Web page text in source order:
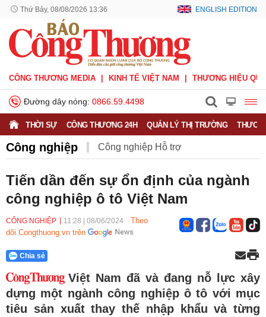
Thứ Bảy, 08/08/2026 13:36 ENGLISH EDITION
CÔNG THƯƠNG MEDIA KINH TẾ VIỆT NAM THƯƠNG HIỆU
Đường dây nóng: 0866.59.4498
THỜI SỰ CÔNG THƯƠNG 24H QUẢN LÝ THỊ TRƯỜNG
Công nghiệp Công nghiệp Hỗ trợ
Công nghiệp nhẹ
Công nghiệp quốc phòng Khuyến công
Tiến dần đến sự ổn định của ngành
công nghiệp ô tô Việt Nam
CÔNG NGHIỆP 11:28 08/06/2024
Theo
dõi Congthuong.vn trên
Chia sẻ
Việt Nam đã và đang nỗ lực xây
dựng một ngành công nghiệp ô tô với mục
tiêu sản xuất thay thế nhập khẩu và từng